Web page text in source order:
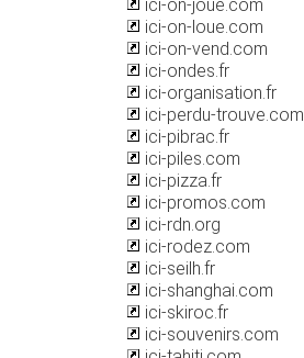
ici-on-joue.com
ici-on-loue.com
ici-on-vend.com
ici-ondes.fr
ici-organisation.fr
ici-perdu-trouve.com
ici-pibrac.fr
ici-piles.com
ici-pizza.fr
ici-promos.com
ici-rdn.org
ici-rodez.com
ici-seilh.fr
ici-shanghai.com
ici-skiroc.fr
ici-souvenirs.com